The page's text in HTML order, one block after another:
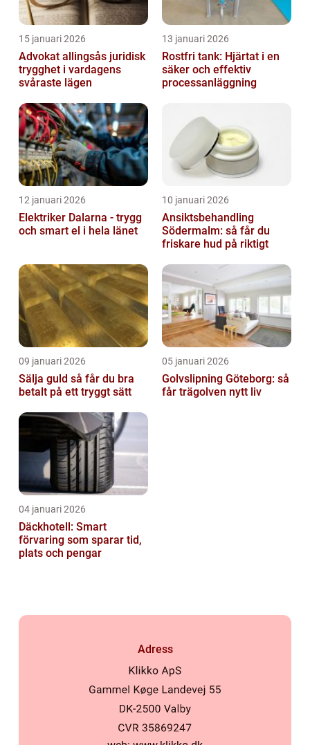
15 januari 2026
Advokat allingsås juridisk
trygghet i vardagens
svåraste lägen
13 januari 2026
Rostfri tank: Hjärtat i en
säker och effektiv
processanläggning
12 januari 2026
Elektriker Dalarna - trygg
och smart el i hela länet
10 januari 2026
Ansiktsbehandling
Södermalm: så får du
friskare hud på riktigt
09 januari 2026
Sälja guld så får du bra
betalt på ett tryggt sätt
05 januari 2026
Golvslipning Göteborg: så
får trägolven nytt liv
04 januari 2026
Däckhotell: Smart
förvaring som sparar tid,
plats och pengar
Adress